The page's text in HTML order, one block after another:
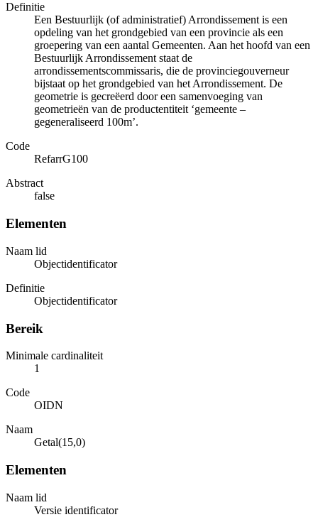
Definitie
Een Bestuurlijk (of administratief) Arrondissement is een
opdeling van het grondgebied van een provincie als een
groepering van een aantal Gemeenten. Aan het hoofd van een
Bestuurlijk Arrondissement staat de
arrondissementscommissaris, die de provinciegouverneur
bijstaat op het grondgebied van het Arrondissement. De
geometrie is gecreëerd door een samenvoeging van
geometrieën van de productentiteit ‘gemeente –
gegeneraliseerd 100m’.
Code
RefarrG100
Abstract
false
Elementen
Naam lid
Objectidentificator
Definitie
Objectidentificator
Bereik
Minimale cardinaliteit
1
Code
OIDN
Naam
Getal(15,0)
Elementen
Naam lid
Versie identificator